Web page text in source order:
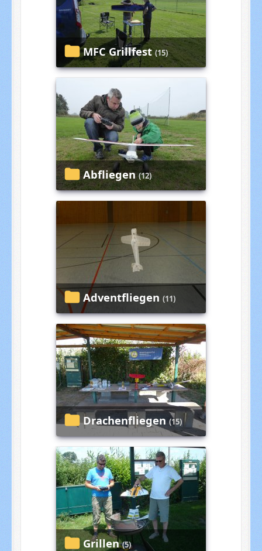
MFC Grillfest (15)
Abfliegen (12)
Adventfliegen (11)
Drachenfliegen (15)
Grillen (5)